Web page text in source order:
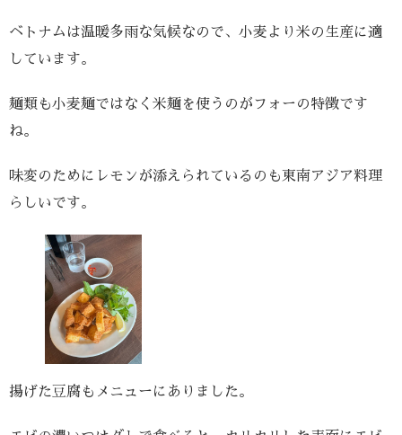
ベトナムは温暖多雨な気候なので、小麦より米の生産に適
しています。
麺類も小麦麺ではなく米麺を使うのがフォーの特徴です
ね。
味変のためにレモンが添えられているのも東南アジア料理
らしいです。
揚げた豆腐もメニューにありました。